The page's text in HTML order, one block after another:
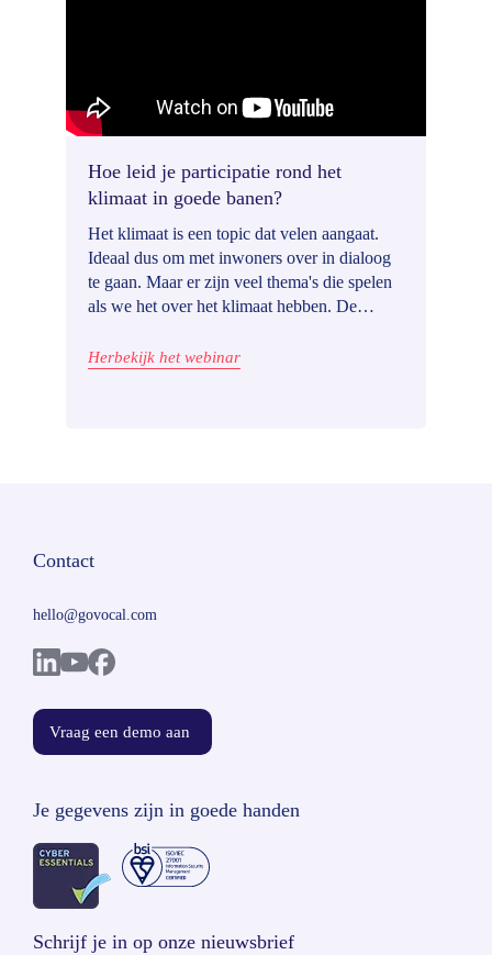
Hoe leid je participatie rond het
klimaat in goede banen?
Het klimaat is een topic dat velen aangaat.
Ideaal dus om met inwoners over in dialoog
te gaan. Maar er zijn veel thema's die spelen
als we het over het klimaat hebben. De
duurzaamheid ... In dit webinar bespreken we
Herbekijk het webinar
Contact
hello@govocal.com
Vraag een demo aan
Je gegevens zijn in goede handen
Schrijf je in op onze nieuwsbrief